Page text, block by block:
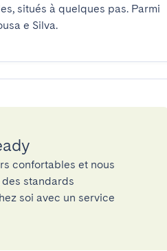
situés à quelques pas. Parmi
e Silva.
confortables et nous
standards
soi avec un service